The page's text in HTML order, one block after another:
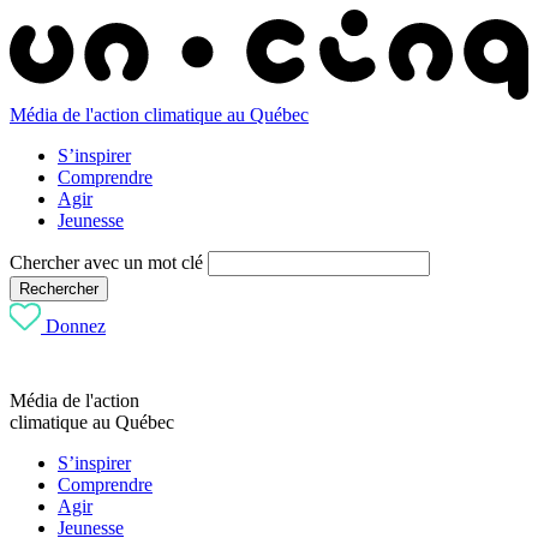
Média de l'action climatique au Québec
S’inspirer
Comprendre
Agir
Jeunesse
Chercher avec un mot clé
Rechercher
Donnez
Média de l'action
climatique au Québec
S’inspirer
Comprendre
Agir
Jeunesse